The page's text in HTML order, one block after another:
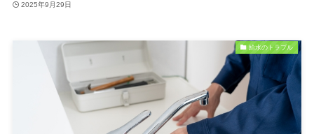
2025年9月29日
給水のトラブル